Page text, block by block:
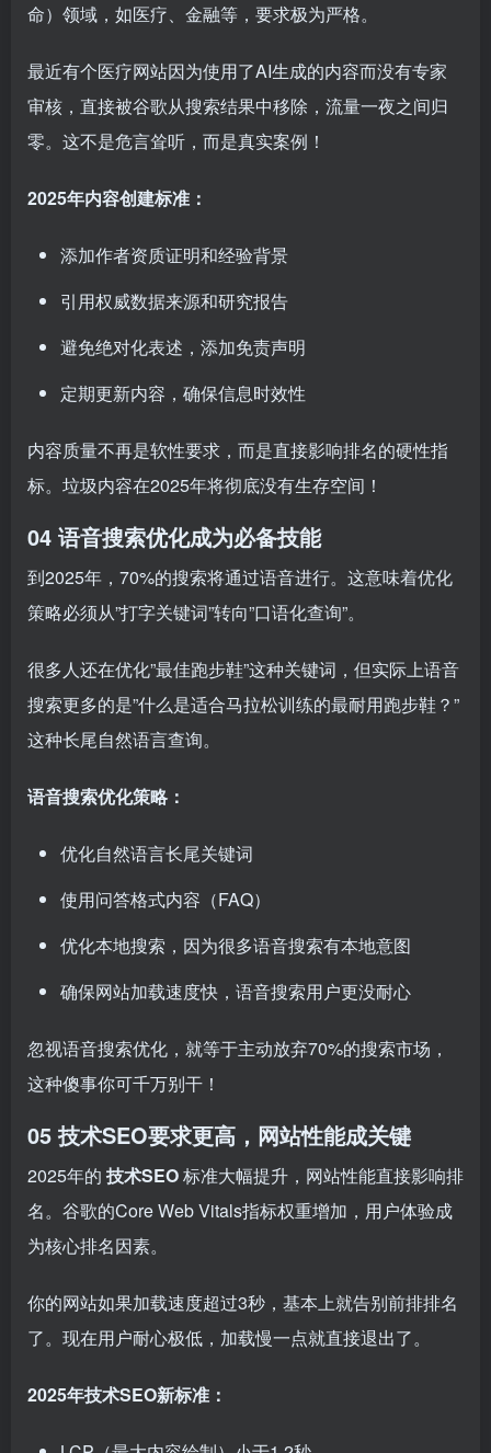
命）领域，如医疗、金融等，要求极为严格。
最近有个医疗网站因为使用了AI生成的内容而没有专家
审核，直接被谷歌从搜索结果中移除，流量一夜之间归
零。这不是危言耸听，而是真实案例！
2025年内容创建标准：
添加作者资质证明和经验背景
引用权威数据来源和研究报告
避免绝对化表述，添加免责声明
定期更新内容，确保信息时效性
内容质量不再是软性要求，而是直接影响排名的硬性指
标。垃圾内容在2025年将彻底没有生存空间！
04 语音搜索优化成为必备技能
到2025年，70%的搜索将通过语音进行。这意味着优化
策略必须从”打字关键词”转向”口语化查询”。
很多人还在优化”最佳跑步鞋”这种关键词，但实际上语音
搜索更多的是”什么是适合马拉松训练的最耐用跑步鞋？”
这种长尾自然语言查询。
语音搜索优化策略：
优化自然语言长尾关键词
使用问答格式内容（FAQ）
优化本地搜索，因为很多语音搜索有本地意图
确保网站加载速度快，语音搜索用户更没耐心
忽视语音搜索优化，就等于主动放弃70%的搜索市场，
这种傻事你可千万别干！
05 技术SEO要求更高，网站性能成关键
2025年的 技术SEO标准大幅提升，网站性能直接影响排
名。谷歌的Core Web Vitals指标权重增加，用户体验成
为核心排名因素。
你的网站如果加载速度超过3秒，基本上就告别前排排名
了。现在用户耐心极低，加载慢一点就直接退出了。
2025年技术SEO新标准：